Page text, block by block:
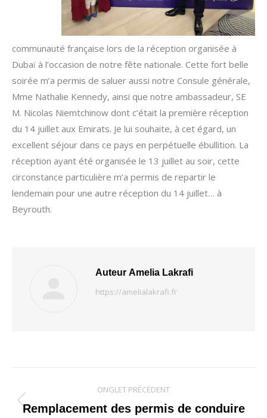
communauté française lors de la réception organisée à
Dubaï à l’occasion de notre fête nationale. Cette fort belle
soirée m’a permis de saluer aussi notre Consule générale,
Mme Nathalie Kennedy, ainsi que notre ambassadeur, SE
M. Nicolas Niemtchinow dont c’était la première réception
du 14 juillet aux Emirats. Je lui souhaite, à cet égard, un
excellent séjour dans ce pays en perpétuelle ébullition. La
réception ayant été organisée le 13 juillet au soir, cette
circonstance particulière m’a permis de repartir le
lendemain pour une autre réception du 14 juillet… à
Beyrouth.
Auteur Amelia Lakrafi
https://amelialakrafi.fr
de
ONGLET PRÉCÉDENT
Onglet
Remplacement des permis de conduire